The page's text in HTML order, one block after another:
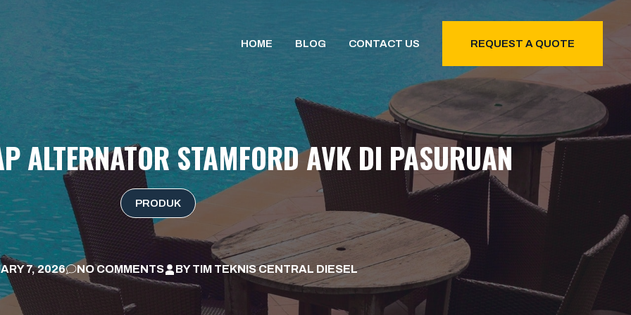
HOME BLOG CONTACT US REQUEST A QUOTE
ALTERNATOR STAMFORD AVK DI PASURUAN
PRODUK
7, 2026 NO COMMENTS BYTIM TEKNIS CENTRAL DIESEL